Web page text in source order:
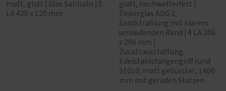
matt, glatt | Glas Satinato | 5
LA 420 x 120 mm
glatt, hochwetterfest |
Dekorglas ADG 2,
Sandstrahlung mit klarem
umlaufenden Rand | 4 LA 206
x 206 mm |
Zusatzausstattung:
Edelstahlstangengriff rund
S1010, matt gebürstet, 1400
mm mit geraden Stützen